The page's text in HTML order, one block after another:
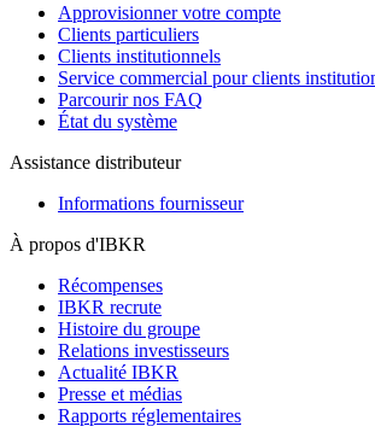
Approvisionner votre compte
Clients particuliers
Clients institutionnels
Service commercial pour clients
Parcourir nos FAQ
État du système
Assistance distributeur
Informations fournisseur
À propos d'IBKR
Récompenses
IBKR recrute
Histoire du groupe
Relations investisseurs
Actualité IBKR
Presse et médias
Rapports réglementaires